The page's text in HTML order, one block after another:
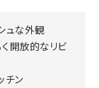
ュな外観
開放的なリビ
チン